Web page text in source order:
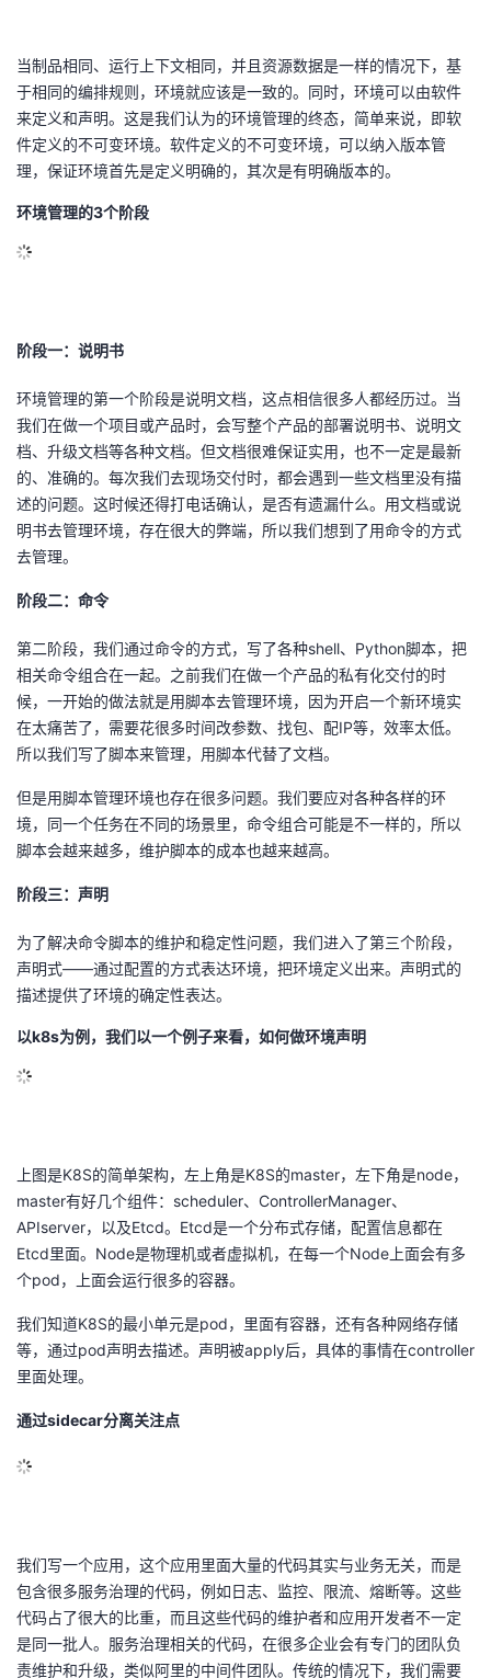
当制品相同、运行上下文相同，并且资源数据是一样的情况下，基
于相同的编排规则，环境就应该是一致的。同时，环境可以由软件
来定义和声明。这是我们认为的环境管理的终态，简单来说，即软
件定义的不可变环境。软件定义的不可变环境，可以纳入版本管
理，保证环境首先是定义明确的，其次是有明确版本的。
环境管理的3个阶段
阶段一：说明书
环境管理的第一个阶段是说明文档，这点相信很多人都经历过。当
我们在做一个项目或产品时，会写整个产品的部署说明书、说明文
档、升级文档等各种文档。但文档很难保证实用，也不一定是最新
的、准确的。每次我们去现场交付时，都会遇到一些文档里没有描
述的问题。这时候还得打电话确认，是否有遗漏什么。用文档或说
明书去管理环境，存在很大的弊端，所以我们想到了用命令的方式
去管理。
阶段二：命令
第二阶段，我们通过命令的方式，写了各种shell、Python脚本，把
相关命令组合在一起。之前我们在做一个产品的私有化交付的时
候，一开始的做法就是用脚本去管理环境，因为开启一个新环境实
在太痛苦了，需要花很多时间改参数、找包、配IP等，效率太低。
所以我们写了脚本来管理，用脚本代替了文档。
但是用脚本管理环境也存在很多问题。我们要应对各种各样的环
境，同一个任务在不同的场景里，命令组合可能是不一样的，所以
脚本会越来越多，维护脚本的成本也越来越高。
阶段三：声明
为了解决命令脚本的维护和稳定性问题，我们进入了第三个阶段，
声明式——通过配置的方式表达环境，把环境定义出来。声明式的
描述提供了环境的确定性表达。
以k8s为例，我们以一个例子来看，如何做环境声明
上图是K8S的简单架构，左上角是K8S的master，左下角是node，
master有好几个组件：scheduler、ControllerManager、
APIserver，以及Etcd。Etcd是一个分布式存储，配置信息都在
Etcd里面。Node是物理机或者虚拟机，在每一个Node上面会有多
个pod，上面会运行很多的容器。
我们知道K8S的最小单元是pod，里面有容器，还有各种网络存储
等，通过pod声明去描述。声明被apply后，具体的事情在controller
里面处理。
通过sidecar分离关注点
我们写一个应用，这个应用里面大量的代码其实与业务无关，而是
包含很多服务治理的代码，例如日志、监控、限流、熔断等。这些
代码占了很大的比重，而且这些代码的维护者和应用开发者不一定
是同一批人。服务治理相关的代码，在很多企业会有专门的团队负
责维护和升级，类似阿里的中间件团队。传统的情况下，我们需要